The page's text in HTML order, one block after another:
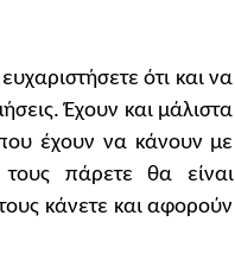
ότι και να
Έχουν και μάλιστα
έχουν να κάνουν με
πάρετε θα είναι
κάνετε και αφορούν